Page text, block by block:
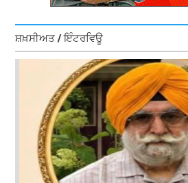
ਸ਼ਖ਼ਸੀਅਤ / ਇੰਟਰਵਿਊ